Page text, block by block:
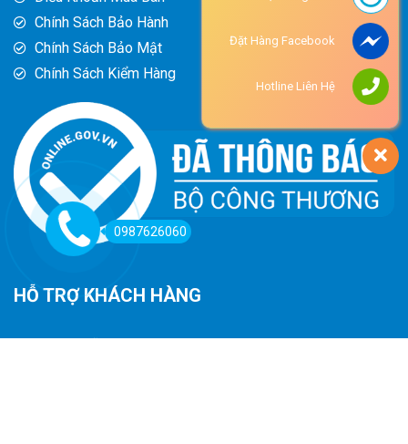
Chính Sách Bảo Hành
Chính Sách Bảo Mật
Chính Sách Kiểm Hàng
HỖ TRỢ KHÁCH HÀNG
0987626060
Đặt Hàng Facebook
Hotline Liên Hệ